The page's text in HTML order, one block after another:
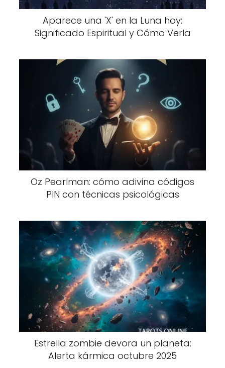
Aparece una 'X' en la Luna hoy:
Significado Espiritual y Cómo Verla
Oz Pearlman: cómo adivina códigos
PIN con técnicas psicológicas
Estrella zombie devora un planeta:
Alerta kármica octubre 2025